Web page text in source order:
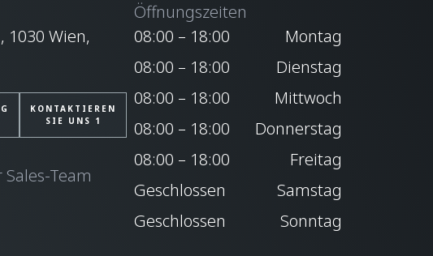
1030 Wien,
KONTAKTIEREN
SIE UNS 1
Team
Öffnungszeiten
08:00 – 18:00
Montag
08:00 – 18:00
Dienstag
08:00 – 18:00
Mittwoch
08:00 – 18:00
Donnerstag
08:00 – 18:00
Freitag
Geschlossen
Samstag
Geschlossen
Sonntag